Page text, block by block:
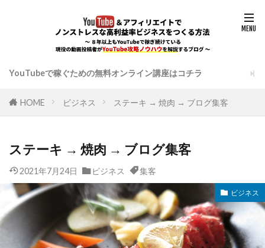
YouTubeで稼ぐための無料オンライン講座はコチラ
HOME ビジネス ステーキ → 焼肉 → ブログ集客
ステーキ → 焼肉 → ブログ集客
2021年7月24日 ビジネス 集客
ビジネス